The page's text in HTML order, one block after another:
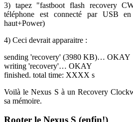
3) tapez "fastboot flash recovery
téléphone est connecté par USB
haut+Power)
4) Ceci devrait apparaitre :
sending 'recovery' (3980 KB)… OKAY
writing 'recovery'… OKAY
finished. total time: XXXX s
Voilà le Nexus S à un Recovery
sa mémoire.
Rooter le Nexus S (enfin!)